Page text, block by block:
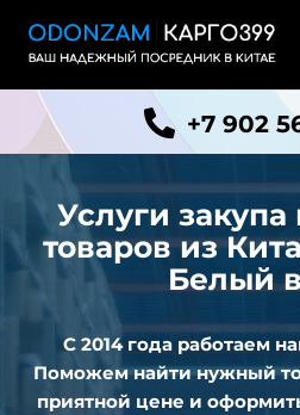
+7 902
Услуги закупа
товаров из
Белый
С 2014 года работаем
Поможем найти нужный
приятной цене и